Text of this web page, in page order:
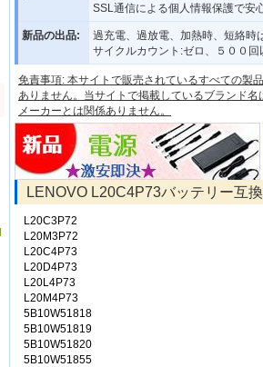
SSL通信による個人情報保護で安
新品の出品:
過充電、過放電、加熱時、短絡時
サイクルカウント:ゼロ、５００
免責事項: 本サイトで販売されているすべての製
ありません。当サイトで掲載しているブランド
メーカーとは関係ありません。
LENOVO L20C4P73バッテリー互
L20C3P72
L20M3P72
L20C4P73
L20D4P73
L20L4P73
L20M4P73
5B10W51818
5B10W51819
5B10W51820
5B10W51855